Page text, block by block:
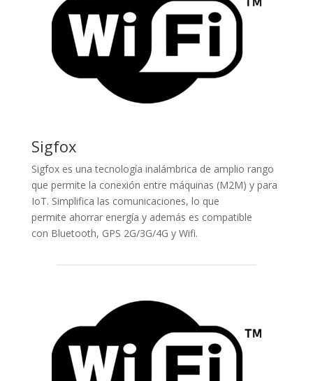
Sigfox
Sigfox es una tecnología inalámbrica de amplio rango
que permite la conexión entre máquinas (M2M) y para
IoT. Simplifica las comunicaciones, lo que
permite ahorrar energía y además es compatible
con Bluetooth, GPS 2G/3G/4G y Wifi.